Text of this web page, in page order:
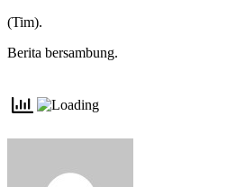
(Tim).
Berita bersambung.